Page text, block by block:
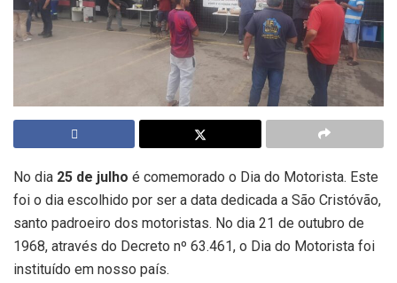
No dia 25 de julho é comemorado o Dia do Motorista. Este
foi o dia escolhido por ser a data dedicada a São Cristóvão,
santo padroeiro dos motoristas. No dia 21 de outubro de
1968, através do Decreto nº 63.461, o Dia do Motorista foi
instituído em nosso país.